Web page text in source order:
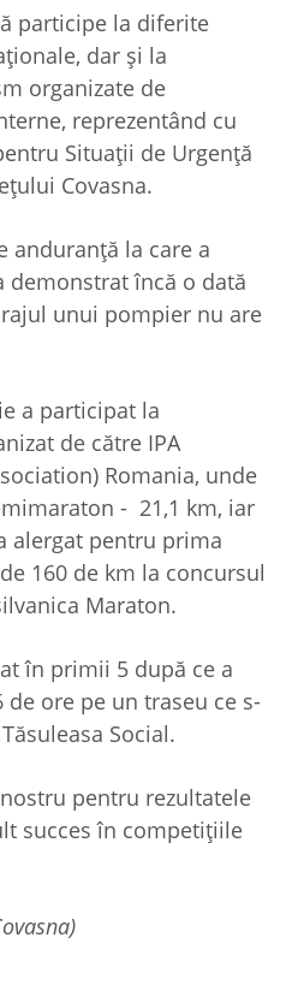
participe la diferite
dar și la
organizate de
reprezentând cu
Situații de Urgență
Covasna.
anduranță la care a
demonstrat încă o dată
unui pompier nu are
a participat la
de către IPA
Romania, unde
- 21,1 km, iar
alergat pentru prima
160 de km la concursul
Maraton.
în primii 5 după ce a
ore pe un traseu ce s-
Social.
pentru rezultatele
succes în competițiile